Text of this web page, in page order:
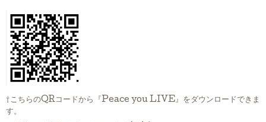
⇧こちらのQRコードから『Peace you LIVE』をダウンロードできま
す。